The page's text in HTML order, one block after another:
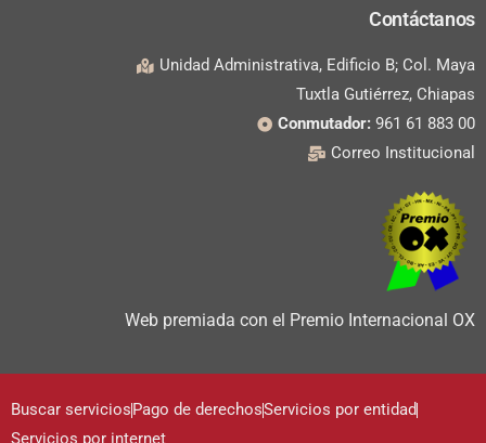
Contáctanos
Unidad Administrativa, Edificio B; Col. Maya
Tuxtla Gutiérrez, Chiapas
Conmutador: 961 61 883 00
Correo Institucional
Web premiada con el Premio Internacional OX
Buscar serviciosPago de derechosServicios por entidad
Servicios por internet